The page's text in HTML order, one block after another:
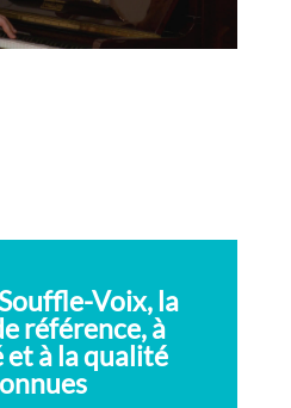
Voix, la
référence, à
à la qualité